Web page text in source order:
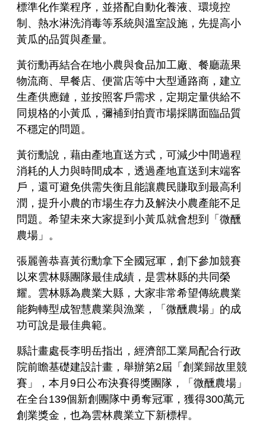
標準化作業程序，並搭配自動化養液、環境控
制、熱水淋洗消毒等系統與溫室設施，先提高小
黃瓜的品質與產量。
黃衍勳再結合在地小農與食品加工廠、餐廳蔬果
物流商、早餐店、便當店等中大型通路商，建立
生產供應鏈，並按照客戶需求，定期定量供給不
同規格的小黃瓜，彌補到拍賣市場採購面臨品質
不穩定的問題。
黃衍勳說，藉由產地直送方式，可減少中間過程
消耗的人力與時間成本，透過產地直送到末端客
戶，還可避免供需失衡且能讓農民賺取到最高利
潤，提升小農的市場生存力及解決小農產能不足
問題。希望未來大家提到小黃瓜就會想到「微醺
農場」。
張麗善恭喜黃衍勳拿下全國冠軍，創下參加競賽
以來雲林縣團隊最佳成績，是雲林縣的共同榮
耀。雲林縣為農業大縣，大家非常希望傳統農業
能夠轉型成智慧農業與漁業，「微醺農場」的成
功可說是最佳典範。
縣計畫處長李明岳指出，經濟部工業局配合行政
院前瞻基礎建設計畫，舉辦第2屆「創業歸故里競
賽」，本月9日公布決賽得獎團隊，「微醺農場」
在全台139個新創團隊中勇奪冠軍，獲得300萬元
創業獎金，也為雲林農業立下新標桿。